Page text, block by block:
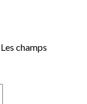
Les champs